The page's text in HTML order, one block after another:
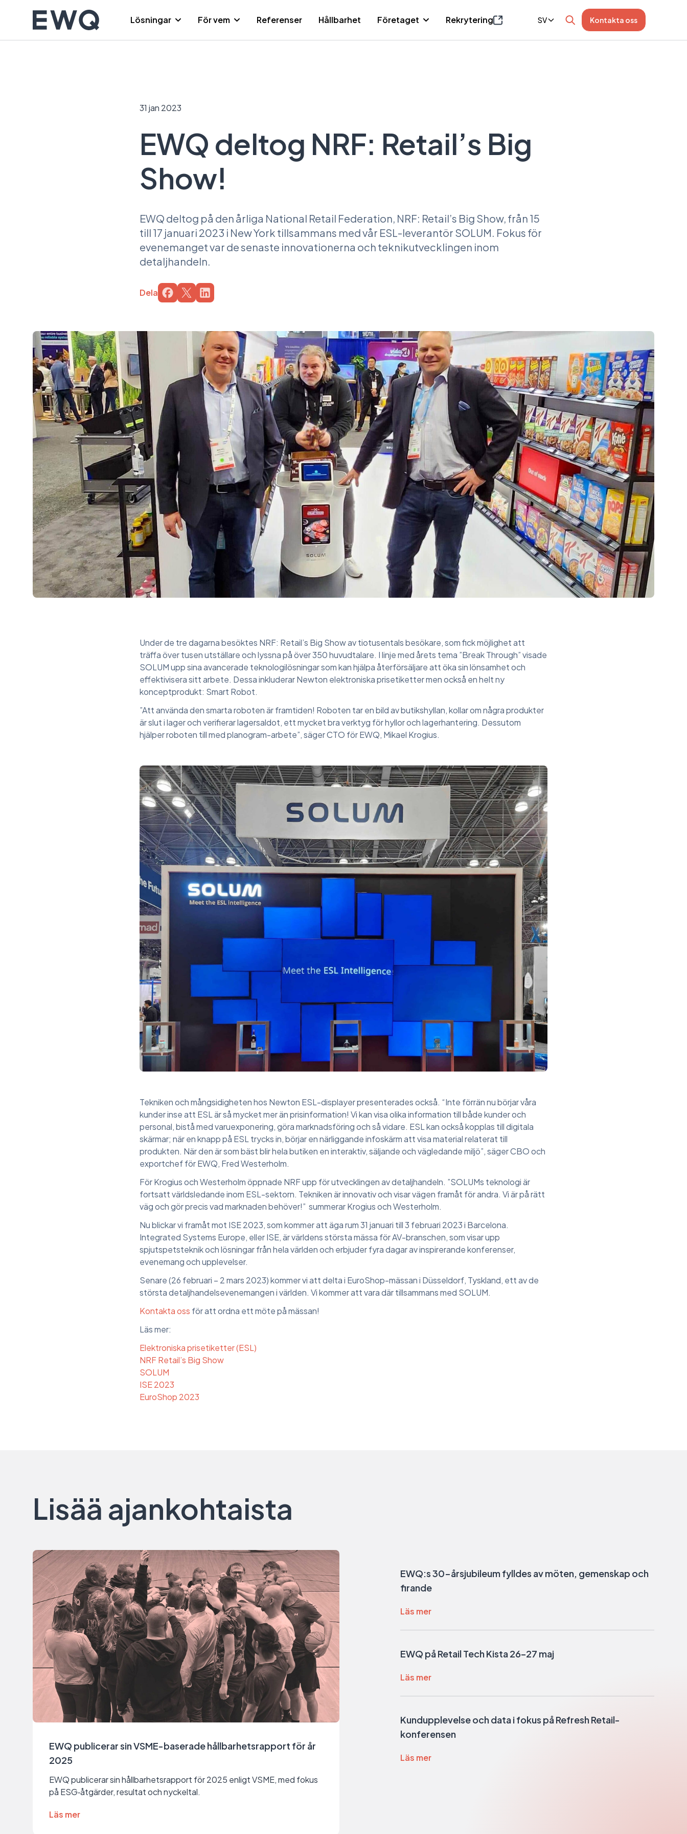
innehållet
Lösningar För vem Referenser Hållbarhet Företaget Rekrytering
Sidan öppnas i ett nytt fönster
SV Kontakta oss
31 jan 2023
EWQ deltog NRF: Retail’s Big
Show!
EWQ deltog på den årliga National Retail Federation, NRF: Retail’s Big Show, från 15
till 17 januari 2023 i New York tillsammans med vår ESL-leverantör SOLUM. Fokus för
evenemanget var de senaste innovationerna och teknikutvecklingen inom
detaljhandeln.
Dela Dela sidan på tjänsten
Dela sidan på tjänsten
Dela sidan på tjänsten
Under de tre dagarna besöktes NRF: Retail’s Big Show av tiotusentals besökare, som fick möjlighet att
träffa över tusen utställare och lyssna på över 350 huvudtalare. I linje med årets tema ”Break Through” visade
SOLUM upp sina avancerade teknologilösningar som kan hjälpa återförsäljare att öka sin lönsamhet och
effektivisera sitt arbete. Dessa inkluderar Newton elektroniska prisetiketter men också en helt ny
konceptprodukt: Smart Robot.
”Att använda den smarta roboten är framtiden! Roboten tar en bild av butikshyllan, kollar om några produkter
är slut i lager och verifierar lagersaldot, ett mycket bra verktyg för hyllor och lagerhantering. Dessutom
hjälper roboten till med planogram-arbete”, säger CTO för EWQ, Mikael Krogius.
Tekniken och mångsidigheten hos Newton ESL-displayer presenterades också. “Inte förrän nu börjar våra
kunder inse att ESL är så mycket mer än prisinformation! Vi kan visa olika information till både kunder och
personal, bistå med varuexponering, göra marknadsföring och så vidare. ESL kan också kopplas till digitala
skärmar; när en knapp på ESL trycks in, börjar en närliggande infoskärm att visa material relaterat till
produkten. När den är som bäst blir hela butiken en interaktiv, säljande och vägledande miljö”, säger CBO och
exportchef för EWQ, Fred Westerholm.
För Krogius och Westerholm öppnade NRF upp för utvecklingen av detaljhandeln. ”SOLUMs teknologi är
fortsatt världsledande inom ESL-sektorn. Tekniken är innovativ och visar vägen framåt för andra. Vi är på rätt
väg och gör precis vad marknaden behöver!” summerar Krogius och Westerholm.
Nu blickar vi framåt mot ISE 2023, som kommer att äga rum 31 januari till 3 februari 2023 i Barcelona.
Integrated Systems Europe, eller ISE, är världens största mässa för AV-branschen, som visar upp
spjutspetsteknik och lösningar från hela världen och erbjuder fyra dagar av inspirerande konferenser,
evenemang och upplevelser.
Senare (26 februari – 2 mars 2023) kommer vi att delta i EuroShop-mässan i Düsseldorf, Tyskland, ett av de
största detaljhandelsevenemangen i världen. Vi kommer att vara där tillsammans med SOLUM.
Kontakta oss för att ordna ett möte på mässan!
Läs mer:
Elektroniska prisetiketter (ESL)
NRF Retail’s Big Show
SOLUM
ISE 2023
EuroShop 2023
Lisää ajankohtaista
EWQ publicerar sin VSME-baserade hållbarhetsrapport för år
2025
EWQ publicerar sin hållbarhetsrapport för 2025 enligt VSME, med fokus
på ESG‑åtgärder, resultat och nyckeltal.
Läs mer
EWQ:s 30-årsjubileum fylldes av möten, gemenskap och
firande
Läs mer
EWQ på Retail Tech Kista 26–27 maj
Läs mer
Kundupplevelse och data i fokus på Refresh Retail-
konferensen
Läs mer